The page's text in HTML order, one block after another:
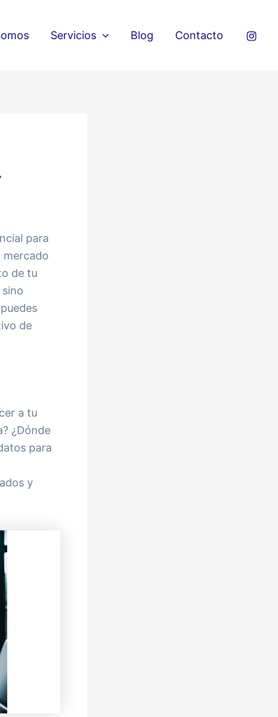
Servicios Blog Contacto
para
mercado
de tu
de
a tu
¿Dónde
para
y